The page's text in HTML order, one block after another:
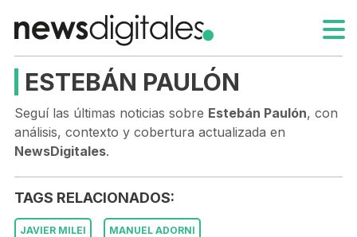
ESTEBÁN PAULÓN
Seguí las últimas noticias sobre Estebán Paulón, con
análisis, contexto y cobertura actualizada en
NewsDigitales.
TAGS RELACIONADOS:
JAVIER MILEI MANUEL ADORNI